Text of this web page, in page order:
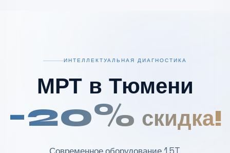
ИНТЕЛЛЕКТУАЛЬНАЯ ДИАГНОСТИКА
МРТ в Тюмени
-20% скидка!